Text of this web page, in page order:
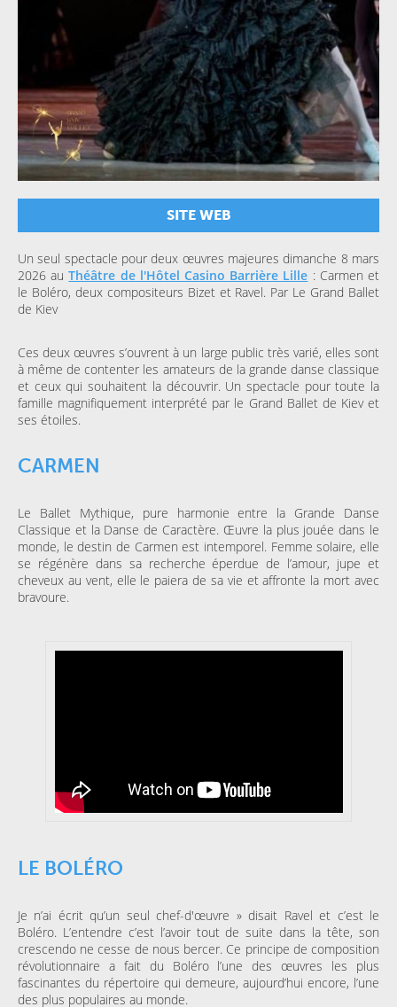
SITE WEB
Un seul spectacle pour deux œuvres majeures dimanche 8 mars
2026 auThéâtre de l'Hôtel Casino Barrière Lille : Carmen et
le Boléro, deux compositeurs Bizet et Ravel. Par Le Grand Ballet
de Kiev
Ces deux œuvres s’ouvrent à un large public très varié, elles sont
à même de contenter les amateurs de la grande danse classique
et ceux qui souhaitent la découvrir. Un spectacle pour toute la
famille magnifiquement interprété par le Grand Ballet de Kiev et
ses étoiles.
CARMEN
Le Ballet Mythique, pure harmonie entre la Grande Danse
Classique et la Danse de Caractère. Œuvre la plus jouée dans le
monde, le destin de Carmen est intemporel. Femme solaire, elle
se régénère dans sa recherche éperdue de l’amour, jupe et
cheveux au vent, elle le paiera de sa vie et affronte la mort avec
bravoure.
LE BOLÉRO
Je n’ai écrit qu’un seul chef-d'œuvre » disait Ravel et c’est le
Boléro. L’entendre c’est l’avoir tout de suite dans la tête, son
crescendo ne cesse de nous bercer. Ce principe de composition
révolutionnaire a fait du Boléro l’une des œuvres les plus
fascinantes du répertoire qui demeure, aujourd’hui encore, l’une
des plus populaires au monde.